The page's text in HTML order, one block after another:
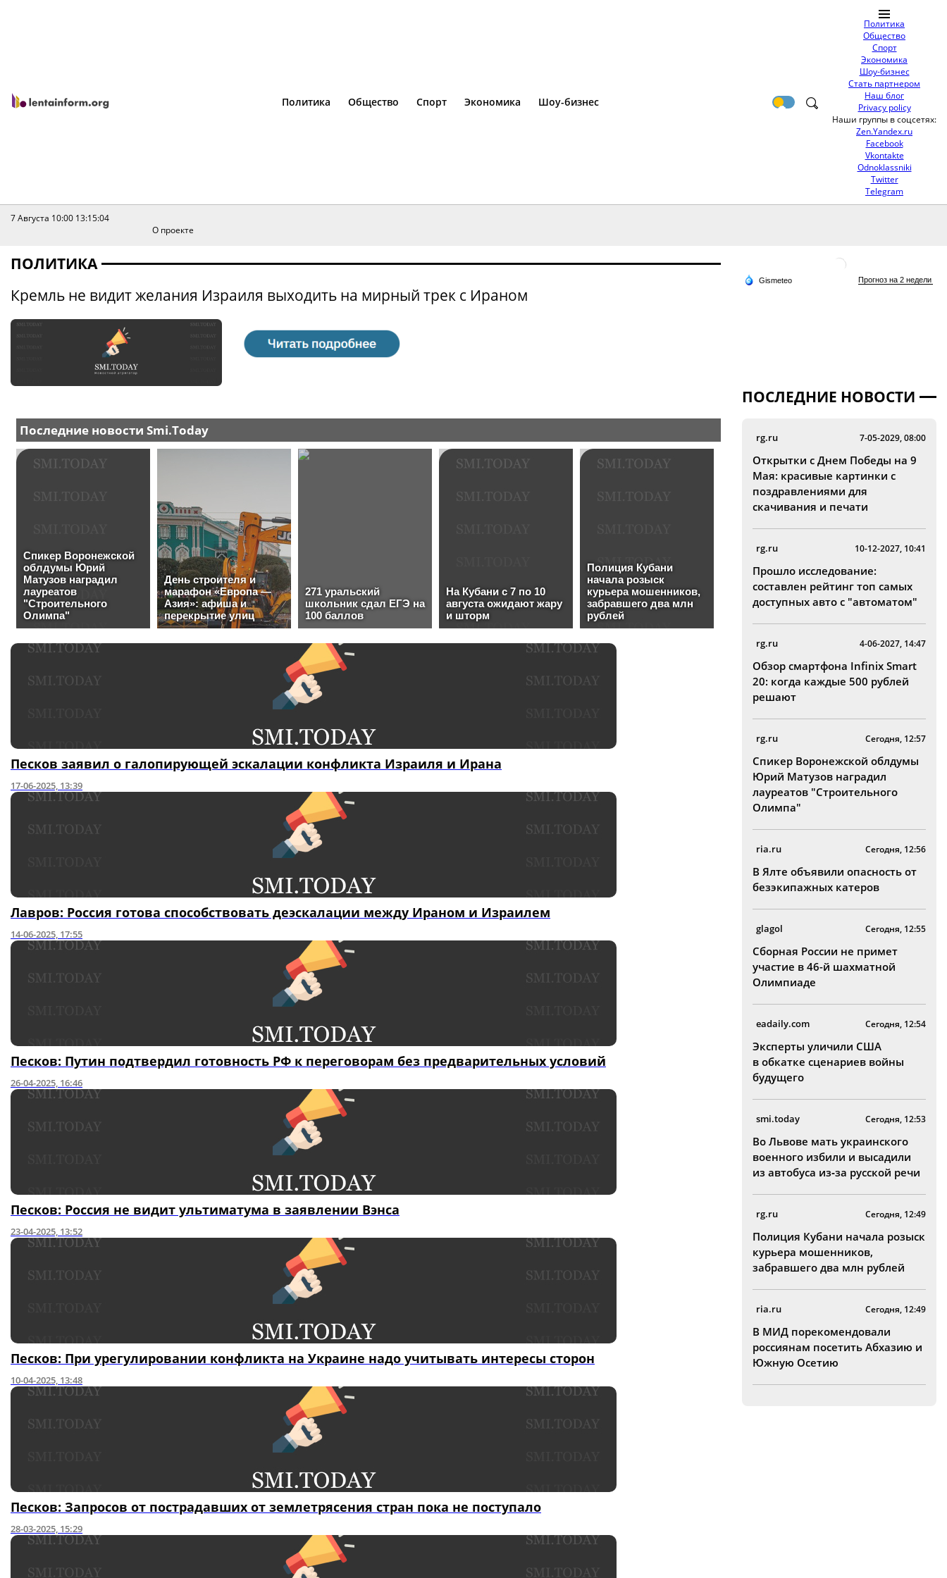
Политика Общество Спорт Экономика Шоу-бизнес
Политика
Общество
Спорт
Экономика
Шоу-бизнес
Стать партнером
Наш блог
Privacy policy
Наши группы в соцсетях:
Zen.Yandex.ru
Facebook
Vkontakte
Odnoklassniki
Twitter
Telegram
7 Августа 10:00 13:15:04
О проекте
ПОЛИТИКА
Кремль не видит желания Израиля выходить на мирный трек с Ираном
Песков заявил о галопирующей эскалации конфликта Израиля и Ирана
17-06-2025, 13:39
Лавров: Россия готова способствовать деэскалации между Ираном и Израилем
14-06-2025, 17:55
Песков: Путин подтвердил готовность РФ к переговорам без предварительных условий
26-04-2025, 16:46
Песков: Россия не видит ультиматума в заявлении Вэнса
23-04-2025, 13:52
Песков: При урегулировании конфликта на Украине надо учитывать интересы сторон
10-04-2025, 13:48
Песков: Запросов от пострадавших от землетрясения стран пока не поступало
28-03-2025, 15:29
ПОСЛЕДНИЕ НОВОСТИ
rg.ru 7-05-2029, 08:00
Открытки с Днем Победы на 9
Мая: красивые картинки с
поздравлениями для
скачивания и печати
rg.ru 10-12-2027, 10:41
Прошло исследование:
составлен рейтинг топ самых
доступных авто с "автоматом"
rg.ru 4-06-2027, 14:47
Обзор смартфона Infinix Smart
20: когда каждые 500 рублей
решают
rg.ru Сегодня, 12:57
Спикер Воронежской облдумы
Юрий Матузов наградил
лауреатов "Строительного
Олимпа"
ria.ru Сегодня, 12:56
В Ялте объявили опасность от
безэкипажных катеров
glagol Сегодня, 12:55
Сборная России не примет
участие в 46-й шахматной
Олимпиаде
eadaily.com Сегодня, 12:54
Эксперты уличили США
в обкатке сценариев войны
будущего
smi.today Сегодня, 12:53
Во Львове мать украинского
военного избили и высадили
из автобуса из‑за русской речи
rg.ru Сегодня, 12:49
Полиция Кубани начала розыск
курьера мошенников,
забравшего два млн рублей
ria.ru Сегодня, 12:49
В МИД порекомендовали
россиянам посетить Абхазию и
Южную Осетию